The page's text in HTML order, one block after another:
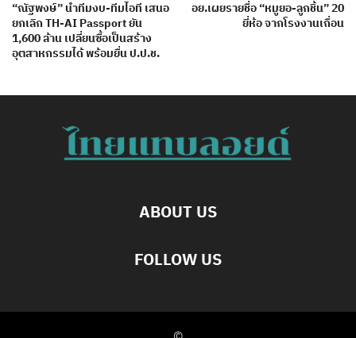
“ณัฐพงษ์” นำทีมงบ-ทีมไอที เสนอ
ยกเลิก TH-AI Passport ยัน
1,600 ล้าน เปลี่ยนซื้อเป็นสร้าง
อุตสาหกรรมได้ พร้อมยื่น ป.ป.ช.
อย.เผยรายชื่อ “หมูยอ-ลูกชิ้น” 20
ยี่ห้อ จากโรงงานเถื่อน
ABOUT US
FOLLOW US